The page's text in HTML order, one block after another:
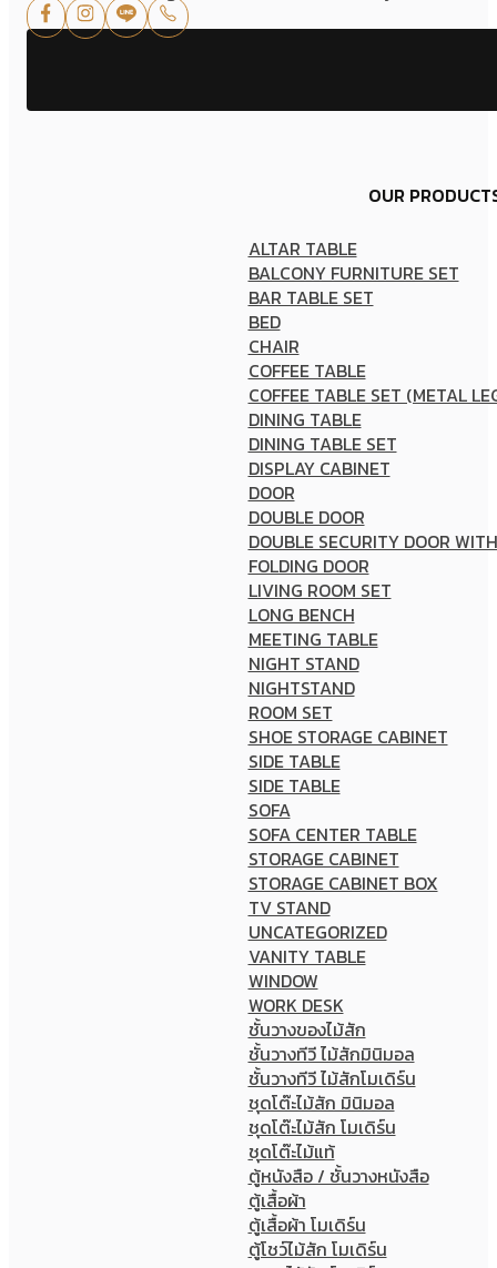
OUR
ALTAR TABLE
BALCONY FURNITURE SET
BAR TABLE SET
BED
CHAIR
COFFEE TABLE
COFFEE TABLE SET (METAL
DINING TABLE
DINING TABLE SET
DISPLAY CABINET
DOOR
DOUBLE DOOR
DOUBLE SECURITY DOOR
FOLDING DOOR
LIVING ROOM SET
LONG BENCH
MEETING TABLE
NIGHT STAND
NIGHTSTAND
ROOM SET
SHOE STORAGE CABINET
SIDE TABLE
SIDE TABLE
SOFA
SOFA CENTER TABLE
STORAGE CABINET
STORAGE CABINET BOX
TV STAND
UNCATEGORIZED
VANITY TABLE
WINDOW
WORK DESK
ชั้นวางของไม้สัก
ชั้นวางทีวี ไม้สักมินิมอล
ชั้นวางทีวี ไม้สักโมเดิร์น
ชุดโต๊ะไม้สัก มินิมอล
ชุดโต๊ะไม้สัก โมเดิร์น
ชุดโต๊ะไม้แท้
ตู้หนังสือ / ชั้นวางหนังสือ
ตู้เสื้อผ้า
ตู้เสื้อผ้า โมเดิร์น
ตู้โชว์ไม้สัก โมเดิร์น